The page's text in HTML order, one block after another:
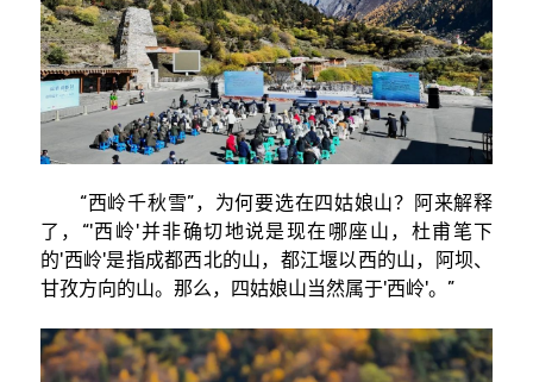
“西岭千秋雪”，为何要选在四姑娘山？阿来解释
了，“'西岭'并非确切地说是现在哪座山，杜甫笔下
的'西岭'是指成都西北的山，都江堰以西的山，阿坝、
甘孜方向的山。那么，四姑娘山当然属于'西岭'。”